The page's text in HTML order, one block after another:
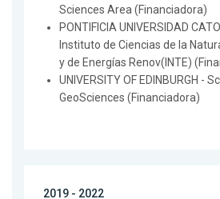
Sciences Area (Financiadora)
PONTIFICIA UNIVERSIDAD
Instituto de Ciencias de la
y de Energías Renov(INTE)
UNIVERSITY OF EDINBURGH -
GeoSciences (Financiadora)
2019 - 2022